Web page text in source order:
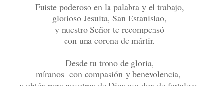
Fuiste poderoso en la palabra y el trabajo,
glorioso Jesuita, San Estanislao,
y nuestro Señor te recompensó
con una corona de mártir.
Desde tu trono de gloria,
míranos con compasión y benevolencia,